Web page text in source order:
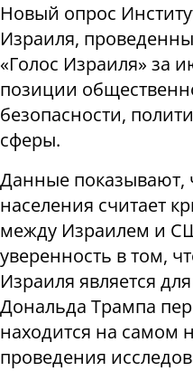
Новый опрос
Израиля,
«Голос Израиля» за
позиции
безопасности,
сферы.
Данные показывают,
населения считает
между Израилем и
уверенность в том,
Израиля является
Дональда Трампа
находится на самом
проведения